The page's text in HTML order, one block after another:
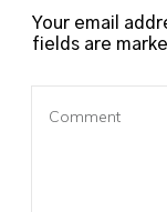
Your email
fields are